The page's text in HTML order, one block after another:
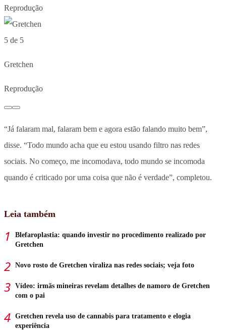
Reprodução
5 de 5
Gretchen
Reprodução
“Já falaram mal, falaram bem e agora estão falando muito bem”,
disse. “Todo mundo acha que eu estou usando filtro nas redes
sociais. No começo, me incomodava, todo mundo se incomoda
quando é criticado por uma coisa que não é verdade”, completou.
Leia também
Blefaroplastia: quando investir no procedimento realizado por
Gretchen
Novo rosto de Gretchen viraliza nas redes sociais; veja foto
Vídeo: irmãs mineiras revelam detalhes de namoro de Gretchen
com o pai
Gretchen revela uso de cannabis para tratamento e elogia
experiência